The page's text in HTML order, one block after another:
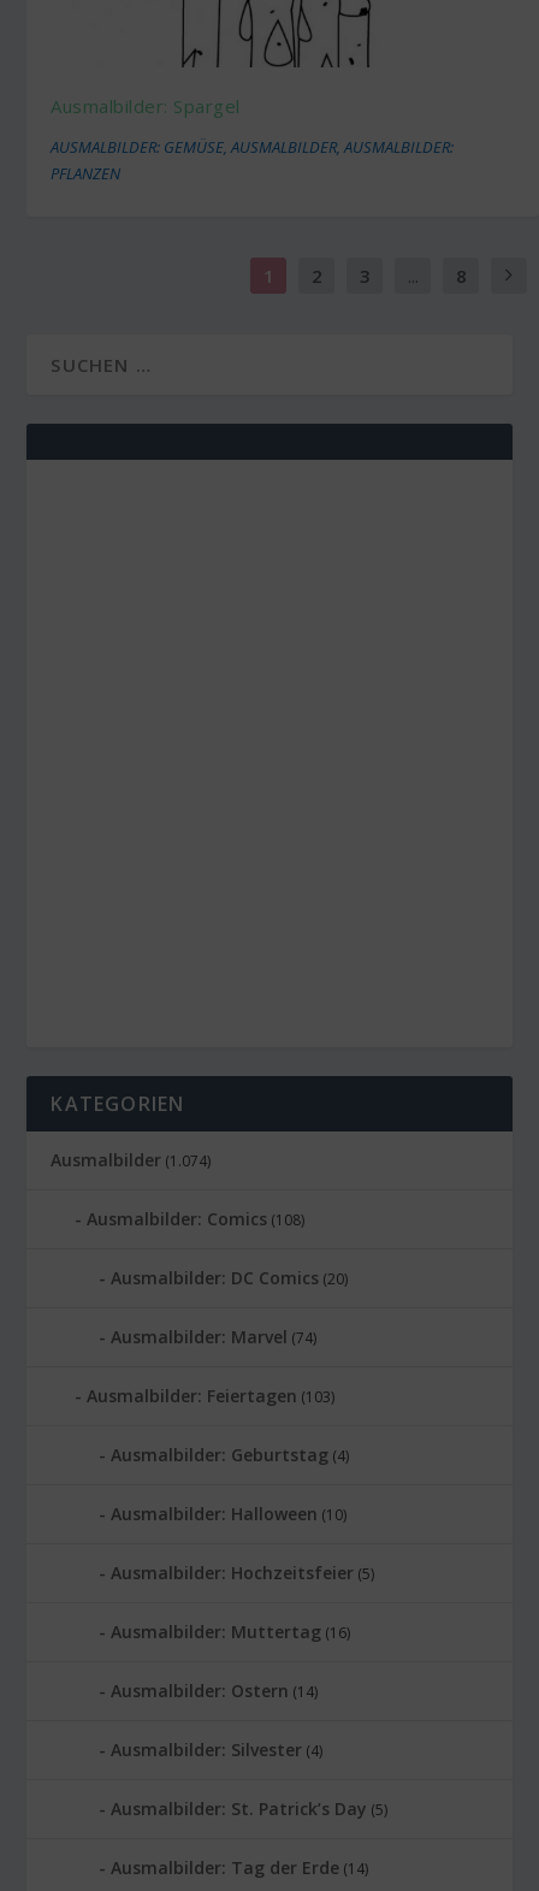
Ausmalbilder: Spargel
AUSMALBILDER: GEMÜSE,AUSMALBILDER,AUSMALBILDER:
PFLANZEN
1 2 3 ... 8
KATEGORIEN
Ausmalbilder (1.074)
Ausmalbilder: Comics (108)
Ausmalbilder: DC Comics (20)
Ausmalbilder: Marvel (74)
Ausmalbilder: Feiertagen (103)
Ausmalbilder: Geburtstag (4)
Ausmalbilder: Halloween (10)
Ausmalbilder: Hochzeitsfeier (5)
Ausmalbilder: Muttertag (16)
Ausmalbilder: Ostern (14)
Ausmalbilder: Silvester (4)
Ausmalbilder: St. Patrick’s Day (5)
Ausmalbilder: Tag der Erde (14)